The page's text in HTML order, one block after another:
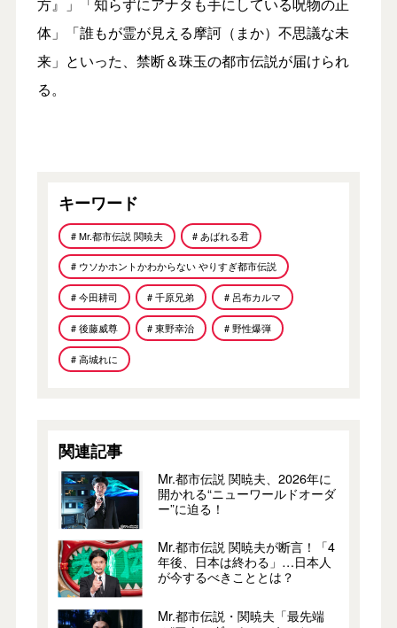
体」「誰もが霊が見える摩訶（まか）不思議な未
来」といった、禁断＆珠玉の都市伝説が届けられ
る。
キーワード
# Mr.都市伝説 関暁夫 # あばれる君
# ウソかホントかわからない やりすぎ都市伝説
# 今田耕司 # 千原兄弟 # 呂布カルマ
# 後藤威尊 # 東野幸治 # 野性爆弾
# 高城れに
関連記事
Mr.都市伝説 関暁夫、2026年に
開かれる“ニューワールドオーダ
ー”に迫る！
Mr.都市伝説 関暁夫が断言！「4
年後、日本は終わる」…日本人
が今するべきこととは？
Mr.都市伝説・関暁夫「最先端